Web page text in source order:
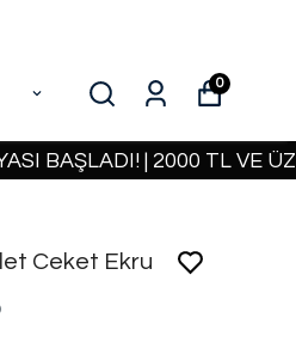
0
| 2000 TL VE ÜZERİ
Ceket Ekru